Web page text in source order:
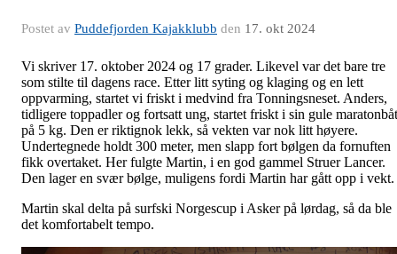
Postet av Puddefjorden Kajakklubb den 17. okt 2024
Vi skriver 17. oktober 2024 og 17 grader. Likevel var det bare tre
som stilte til dagens race. Etter litt syting og klaging og en lett
oppvarming, startet vi friskt i medvind fra Tonningsneset. Anders,
tidligere toppadler og fortsatt ung, startet friskt i sin gule maratonbåt
på 5 kg. Den er riktignok lekk, så vekten var nok litt høyere.
Undertegnede holdt 300 meter, men slapp fort bølgen da fornuften
fikk overtaket. Her fulgte Martin, i en god gammel Struer Lancer.
Den lager en svær bølge, muligens fordi Martin har gått opp i vekt.
Martin skal delta på surfski Norgescup i Asker på lørdag, så da ble
det komfortabelt tempo.